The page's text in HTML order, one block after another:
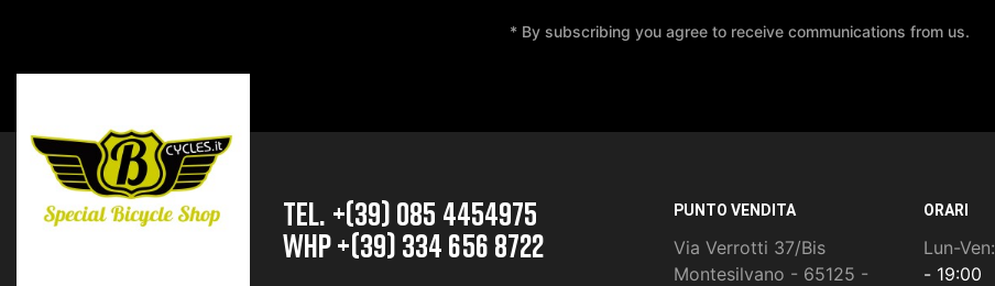
* By subscribing you agree to receive communications from us.
TEL. +(39) 085 4454975
whp +(39) 334 656 8722
PUNTO VENDITA
Via Verrotti 37/Bis
Montesilvano - 65125 -
ORARI
Lun-Ven:
- 19:00